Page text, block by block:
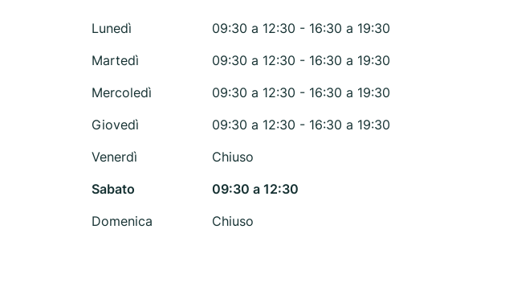
Lunedì
09:30 a 12:30 - 16:30 a 19:30
Martedì
09:30 a 12:30 - 16:30 a 19:30
Mercoledì
09:30 a 12:30 - 16:30 a 19:30
Giovedì
09:30 a 12:30 - 16:30 a 19:30
Venerdì
Chiuso
Sabato
09:30 a 12:30
Domenica
Chiuso